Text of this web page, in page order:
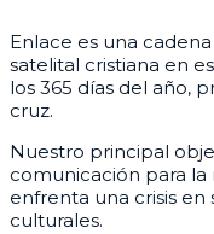
Enlace es una
satelital cristiana en
los 365 días del año,
cruz.
Nuestro principal
comunicación para la
enfrenta una crisis en
culturales.